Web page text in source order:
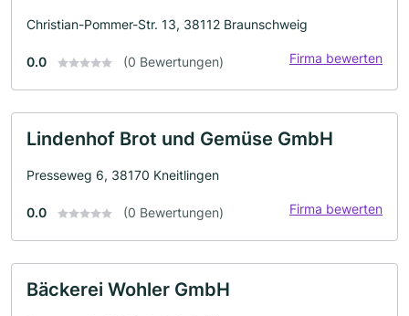
Christian-Pommer-Str. 13, 38112 Braunschweig
0.0 (0 Bewertungen) Firma bewerten
Lindenhof Brot und Gemüse GmbH
Presseweg 6, 38170 Kneitlingen
0.0 (0 Bewertungen) Firma bewerten
Bäckerei Wohler GmbH